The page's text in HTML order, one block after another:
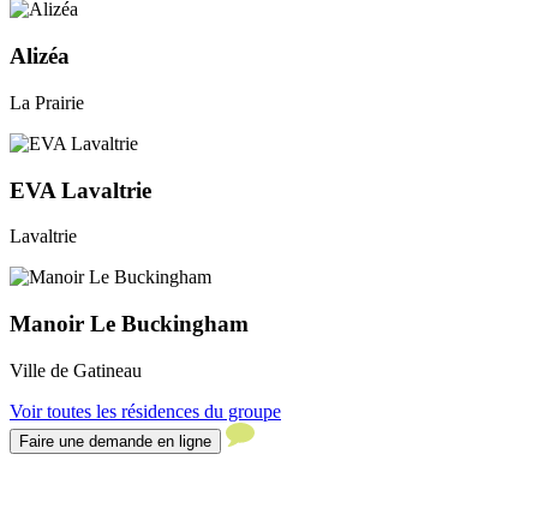
Alizéa
La Prairie
EVA Lavaltrie
Lavaltrie
Manoir Le Buckingham
Ville de Gatineau
Voir toutes les résidences du groupe
Faire une demande en ligne